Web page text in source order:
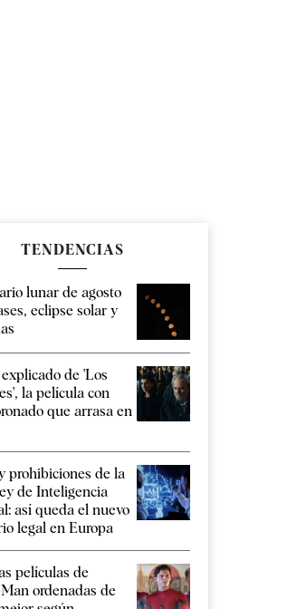
TENDENCIAS
lunar de agosto
eclipse solar y
de 'Los
la película con
que arrasa en
prohibiciones de la
de Inteligencia
así queda el nuevo
legal en Europa
películas de
ordenadas de